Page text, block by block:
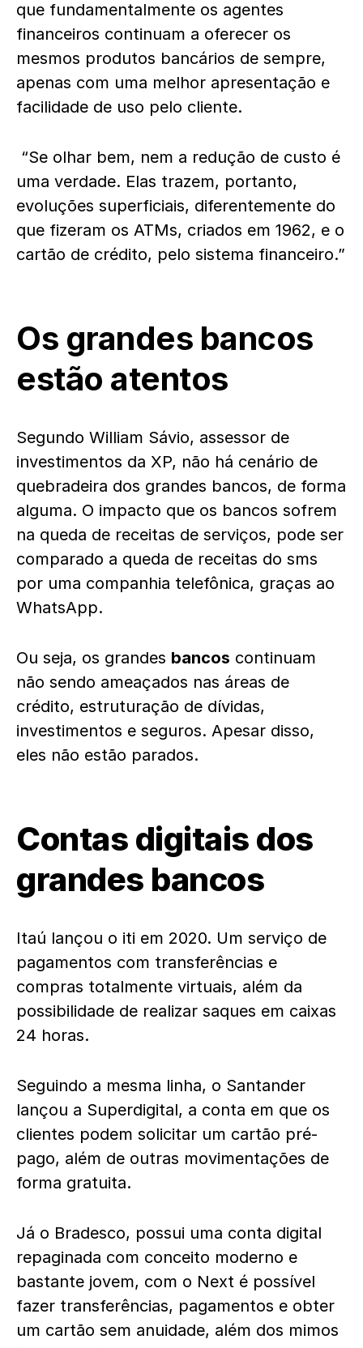
que fundamentalmente os agentes
financeiros continuam a oferecer os
mesmos produtos bancários de sempre,
apenas com uma melhor apresentação e
facilidade de uso pelo cliente.
“Se olhar bem, nem a redução de custo é
uma verdade. Elas trazem, portanto,
evoluções superficiais, diferentemente do
que fizeram os ATMs, criados em 1962, e o
cartão de crédito, pelo sistema financeiro.”
Os grandes bancos
estão atentos
Segundo William Sávio, assessor de
investimentos da XP, não há cenário de
quebradeira dos grandes bancos, de forma
alguma. O impacto que os bancos sofrem
na queda de receitas de serviços, pode ser
comparado a queda de receitas do sms
por uma companhia telefônica, graças ao
WhatsApp.
Ou seja, os grandes bancos continuam
não sendo ameaçados nas áreas de
crédito, estruturação de dívidas,
investimentos e seguros. Apesar disso,
eles não estão parados.
Contas digitais dos
grandes bancos
Itaú lançou o iti em 2020. Um serviço de
pagamentos com transferências e
compras totalmente virtuais, além da
possibilidade de realizar saques em caixas
24 horas.
Seguindo a mesma linha, o Santander
lançou a Superdigital, a conta em que os
clientes podem solicitar um cartão pré-
pago, além de outras movimentações de
forma gratuita.
Já o Bradesco, possui uma conta digital
repaginada com conceito moderno e
bastante jovem, com o Next é possível
fazer transferências, pagamentos e obter
um cartão sem anuidade, além dos mimos